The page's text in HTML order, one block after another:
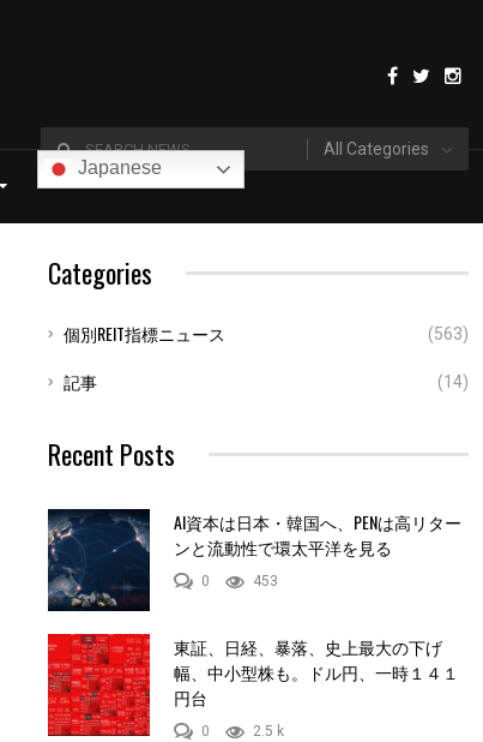
All Categories
Japanese
Categories
個別REIT指標ニュース (563)
記事 (14)
Recent Posts
AI資本は日本・韓国へ、PENは高リター
ンと流動性で環太平洋を見る
0 453
東証、日経、暴落、史上最大の下げ
幅、中小型株も。ドル円、一時１４１
円台
0 2.5 k